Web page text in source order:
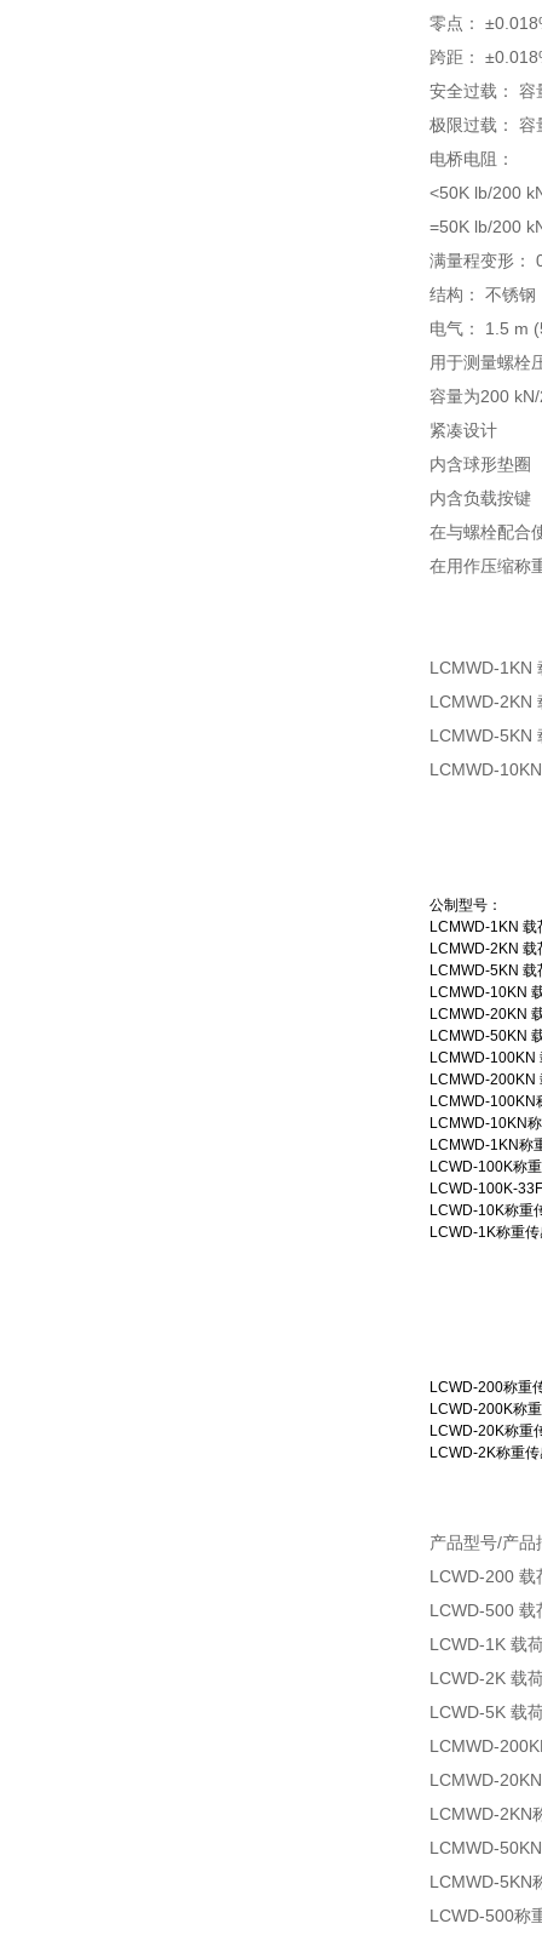
零点：
跨距：
安全过载： 容
极限过载： 容
电桥电阻：
<50K lb/200
=50K lb/200
满量程变形：
结构： 不锈钢
电气： 1.5 m
用于测量螺栓
容量为200
紧凑设计
内含球形垫圈
内含负载按键
在与螺栓配合
在用作压缩称
LCMWD-1KN
LCMWD-2KN
LCMWD-5KN
LCMWD-
公制型号：
LCMWD-1KN
LCMWD-2KN
LCMWD-5KN
LCMWD-10KN
LCMWD-20KN
LCMWD-50KN
LCMWD-100KN
LCMWD-200KN
LCMWD-100KN
LCMWD-10KN
LCMWD-1KN称
LCWD-100K称
LCWD-100K-
LCWD-10K称重
LCWD-1K称重
LCWD-200称重
LCWD-200K称
LCWD-20K称重
LCWD-2K称重
产品型号/产品
LCWD-200 载
LCWD-500 载
LCWD-1K 载
LCWD-2K 载
LCWD-5K 载
LCMWD-
LCMWD-
LCMWD-2KN
LCMWD-
LCMWD-5KN
LCWD-500称